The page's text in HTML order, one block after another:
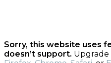
Sorry, this website uses
doesn’t support. Upgrade